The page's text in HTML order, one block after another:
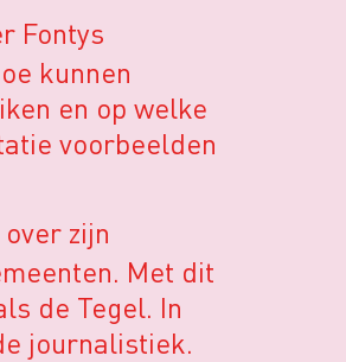
Fontys
kunnen
en op welke
voorbeelden
zijn
Met dit
de Tegel. In
journalistiek.